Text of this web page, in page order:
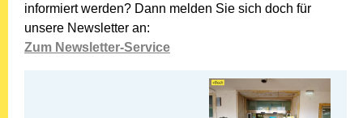
informiert werden? Dann melden Sie sich doch für
unsere Newsletter an:
Zum Newsletter-Service